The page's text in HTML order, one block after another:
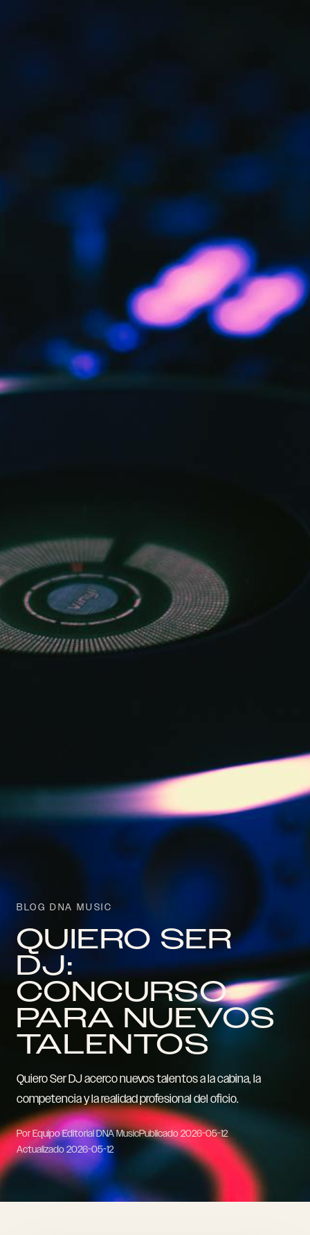
BLOG DNA MUSIC
QUIERO SER
DJ:
CONCURSO
PARA NUEVOS
TALENTOS
Quiero Ser DJ acerco nuevos talentos a la cabina, la
competencia y la realidad profesional del oficio.
Por Equipo Editorial DNA MusicPublicado2026-05-12
Actualizado2026-05-12